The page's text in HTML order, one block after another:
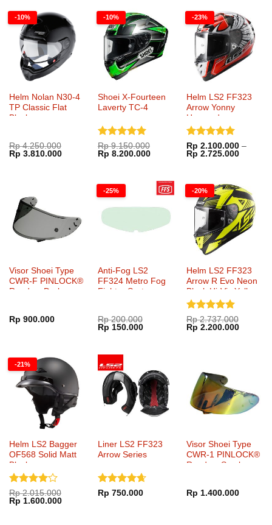
-10%
Helm Nolan N30-4
TP Classic Flat
Black
Rp4.250.000
Harga
aslinya
Rp 3.810.000Harga
Rp 3.810.000.
-10%
Shoei X-Fourteen
Laverty TC-4
Dinilai5
dari 5
Rp9.150.000
Harga
aslinya
Rp 8.200.000Harga
Rp 8.200.000.
-23%
Helm LS2 FF323
Arrow Yonny
Hernandez
Dinilai5
dari 5
Rp 2.100.000 –
Rp 2.725.000Rentang
Rp
Visor Shoei Type
CWR-F PINLOCK®
Ready – Dark
Rp 900.000
-25%
Anti-Fog LS2
FF324 Metro Fog
Fighter System
Rp200.000
Harga
aslinya
Rp 150.000Harga
-20%
Helm LS2 FF323
Arrow R Evo Neon
Black Hi-Vis Yellow
Dinilai5
dari 5
Rp2.737.000
Harga
aslinya
Rp 2.200.000Harga
-21%
Helm LS2 Bagger
OF568 Solid Matt
Black
Dinilai4
dari 5
Rp2.015.000
Harga
aslinya
Rp 1.600.000Harga
Liner LS2 FF323
Arrow Series
Dinilai
Rp 750.000
Visor Shoei Type
CWR-1 PINLOCK®
Ready – Smoke
Rp 1.400.000